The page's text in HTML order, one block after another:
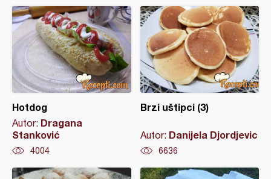
Hotdog
Autor: Dragana
Stanković
4004
Brzi uštipci (3)
Autor: Danijela Djordjevic
6636